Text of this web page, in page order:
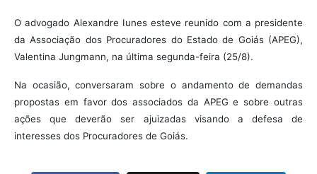
O advogado Alexandre Iunes esteve reunido com a presidente
da Associação dos Procuradores do Estado de Goiás (APEG),
Valentina Jungmann, na última segunda-feira (25/8).
Na ocasião, conversaram sobre o andamento de demandas
propostas em favor dos associados da APEG e sobre outras
ações que deverão ser ajuizadas visando a defesa de
interesses dos Procuradores de Goiás.